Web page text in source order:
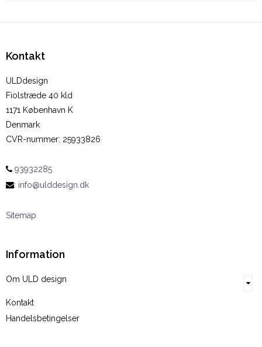
Kontakt
ULDdesign
Fiolstræde 40 kld
1171 København K
Denmark
CVR-nummer: 25933826
93932285
: info@ulddesign.dk
Sitemap
Information
Om ULD design
Kontakt
Handelsbetingelser